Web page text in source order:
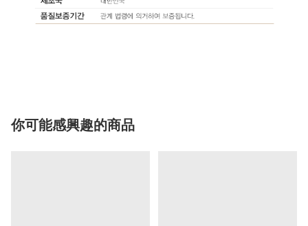
你可能感興趣的商品